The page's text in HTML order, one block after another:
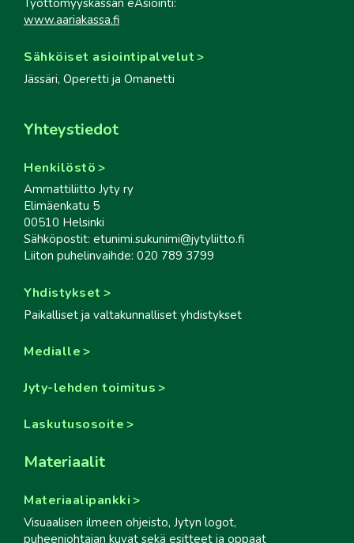
Työttömyyskassan eAsiointi:
www.aariakassa.fi
Sähköiset asiointipalvelut
Jässäri, Operetti ja Omanetti
Yhteystiedot
Henkilöstö
Ammattiliitto Jyty ry
Elimäenkatu 5
00510 Helsinki
Sähköpostit: etunimi.sukunimi@jytyliitto.fi
Liiton puhelinvaihde: 020 789 3799
Yhdistykset
Paikalliset ja valtakunnalliset yhdistykset
Medialle
Jyty-lehden toimitus
Laskutusosoite
Materiaalit
Materiaalipankki
Visuaalisen ilmeen ohjeisto, Jytyn logot,
puheenjohtajan kuvat sekä esitteet ja oppaat